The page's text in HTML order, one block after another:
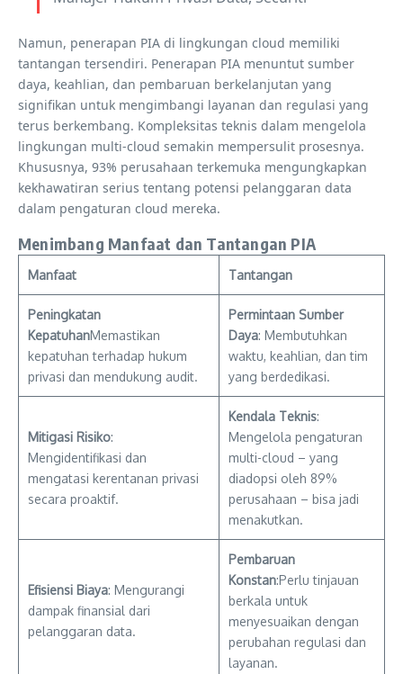
Namun, penerapan PIA di lingkungan cloud memiliki
tantangan tersendiri. Penerapan PIA menuntut sumber
daya, keahlian, dan pembaruan berkelanjutan yang
signifikan untuk mengimbangi layanan dan regulasi yang
terus berkembang. Kompleksitas teknis dalam mengelola
lingkungan multi-cloud semakin mempersulit prosesnya.
Khususnya, 93% perusahaan terkemuka mengungkapkan
kekhawatiran serius tentang potensi pelanggaran data
dalam pengaturan cloud mereka.
Menimbang Manfaat dan Tantangan PIA
Manfaat Tantangan
Peningkatan
KepatuhanMemastikan
kepatuhan terhadap hukum
privasi dan mendukung audit.
Permintaan Sumber
Daya: Membutuhkan
waktu, keahlian, dan tim
yang berdedikasi.
Mitigasi Risiko:
Mengidentifikasi dan
mengatasi kerentanan privasi
secara proaktif.
Kendala Teknis:
Mengelola pengaturan
multi-cloud – yang
diadopsi oleh 89%
perusahaan – bisa jadi
menakutkan.
Efisiensi Biaya: Mengurangi
dampak finansial dari
pelanggaran data.
Pembaruan
Konstan:Perlu tinjauan
berkala untuk
menyesuaikan dengan
perubahan regulasi dan
layanan.